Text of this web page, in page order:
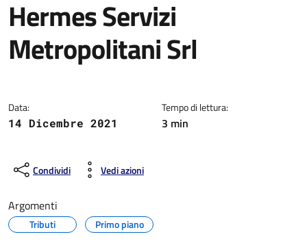
Hermes Servizi
Metropolitani Srl
Data:
14 Dicembre 2021
Tempo di lettura:
3 min
Condividi Vedi azioni
Argomenti
Tributi Primo piano